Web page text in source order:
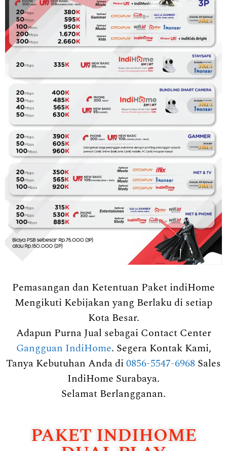
Pemasangan dan Ketentuan Paket indiHome
Mengikuti Kebijakan yang Berlaku di setiap
Kota Besar.
Adapun Purna Jual sebagai Contact Center
Gangguan IndiHome. Segera Kontak Kami,
Tanya Kebutuhan Anda di 0856-5547-6968 Sales
IndiHome Surabaya.
Selamat Berlangganan.
PAKET INDIHOME